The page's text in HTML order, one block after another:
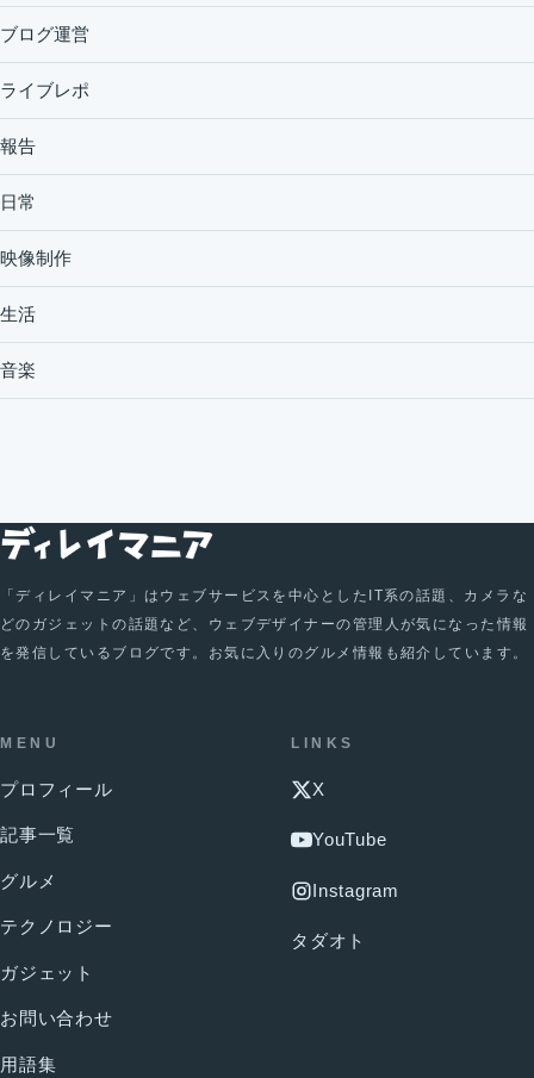
ブログ運営
ライブレポ
報告
日常
映像制作
生活
音楽
「ディレイマニア」はウェブサービスを中心としたIT系の話題、カメラな
どのガジェットの話題など、ウェブデザイナーの管理人が気になった情報
を発信しているブログです。お気に入りのグルメ情報も紹介しています。
MENU
プロフィール
記事一覧
グルメ
テクノロジー
ガジェット
お問い合わせ
用語集
LINKS
X
YouTube
Instagram
タダオト